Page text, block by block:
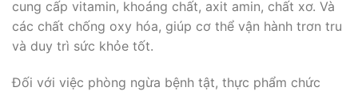
cung cấp vitamin, khoáng chất, axit amin, chất xơ. Và
các chất chống oxy hóa, giúp cơ thể vận hành trơn tru
và duy trì sức khỏe tốt.
Đối với việc phòng ngừa bệnh tật, thực phẩm chức